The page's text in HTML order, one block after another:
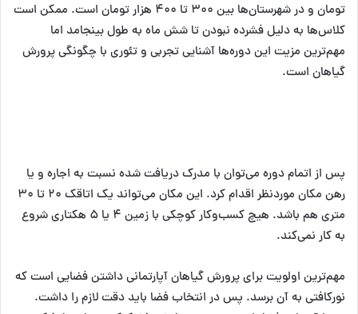
تومان و در شهرستان‌ها بین ۳۰۰ تا ۴۰۰ هزار تومان است. ممکن است
کلاس‌ها به دلیل فشرده نبودن تا شش ماه به طول بینجامد اما
مهم‌ترین مزیت این دوره‌ها آشنایی تجربی و تئوری با چگونگی پرورش
گیاهان است.
پس از اتمام دوره می‌توان با مدرک دریافت شده نسبت به اجاره و یا
رهن مکان موردنظر اقدام کرد. این مکان می‌تواند یک اتاقک ۲۰ تا ۳۰
متری هم باشد. هیچ کسب‌وکار کوچکی با زمین ۴ یا ۵ هکتاری شروع
به کار نمی‌کند.
مهم‌ترین اولویت برای پرورش گیاهان آپارتمانی داشتن فضایی است که
نورکافتی به آن برسد. پس در انتخاب فضا باید دقت لازم را داشت.